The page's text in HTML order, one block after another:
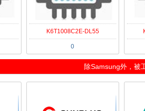
K6T1008C2E-DL55
0
除Samsung外，被